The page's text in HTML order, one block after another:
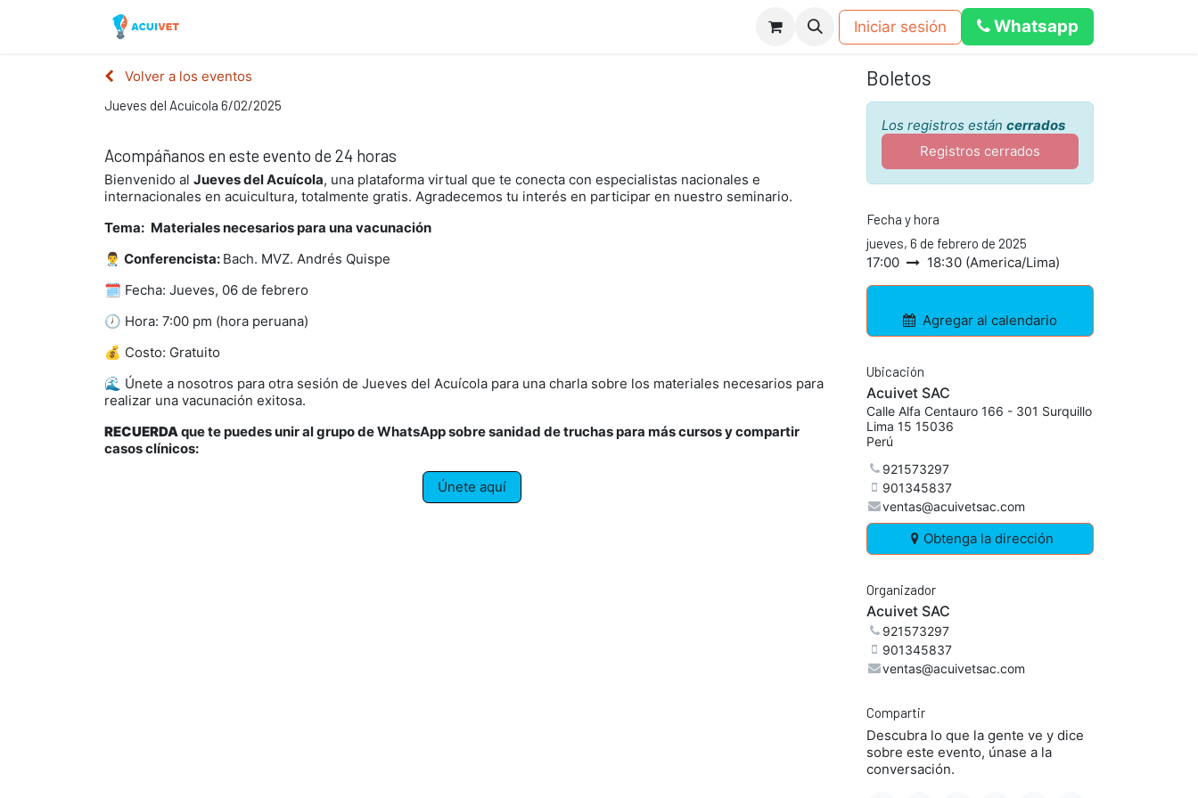
Cursos Eventos Blog Foro calculadora dosificacion
Iniciar sesión Whats​​a​​​​p​​​​​​​​​​​​​​p
Volver a los eventos
Jueves del Acuícola 6/02/2025
Jueves del Acuícola 6/02/2025
Acompáñanos en este evento de 24 horas
Bienvenido al Jueves del Acuícola, una plataforma virtual que te conecta con especialistas nacionales e
internacionales en acuicultura, totalmente gratis. Agradecemos tu interés en participar en nuestro seminario.
Tema: Materiales necesarios para una vacunación
👨‍⚕ Conferencista: Bach. MVZ. Andrés Quispe
🗓 Fecha: Jueves, 06 de febrero
🕖 Hora: 7:00 pm (hora peruana)
💰 Costo: Gratuito
🌊 Únete a nosotros para otra sesión de Jueves del Acuícola para una charla sobre los materiales necesarios para
realizar una vacunación exitosa.
RECUERDAque te puedes unir al grupo de WhatsApp sobre sanidad de truchas para más cursos y compartir
casos clínicos:
Únete aquí
Boletos
Los registros están cerrados
Registros cerrados
Fecha y hora
jueves, 6 de febrero de 2025
17:00 18:30 (America/Lima)
Agregar al calendario
Ubicación
Acuivet SAC
Calle Alfa Centauro 166 - 301 Surquillo
Lima 15 15036
Perú
921573297
901345837
ventas@acuivetsac.com
Obtenga la dirección
Organizador
Acuivet SAC
921573297
901345837
ventas@acuivetsac.com
Compartir
Descubra lo que la gente ve y dice
sobre este evento, únase a la
conversación.